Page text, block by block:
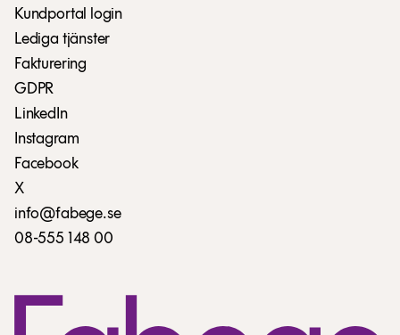
Kundportal login
Lediga tjänster
Fakturering
GDPR
LinkedIn
Instagram
Facebook
X
info@fabege.se
08-555 148 00